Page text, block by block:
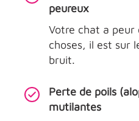
peureux
Votre chat a peur
choses, il est sur
bruit.
Perte de poils
mutilantes